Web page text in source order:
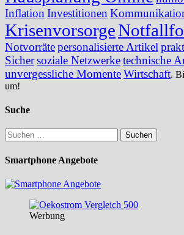
Inflation Investitionen
Krisenvorsorge
Notvorrätepersonalisierte Artikel
Sichersoziale Netzwerketechnische
unvergessliche MomenteWirtschaft.
um!
Suche
Suchen
nach:
Smartphone Angebote
Werbung